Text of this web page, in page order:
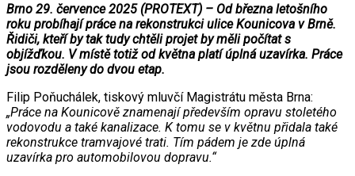
Brno 29. července 2025 (PROTEXT) – Od března letošního
roku probíhají práce na rekonstrukci ulice Kounicova v Brně.
Řidiči, kteří by tak tudy chtěli projet by měli počítat s
objížďkou. V místě totiž od května platí úplná uzavírka. Práce
jsou rozděleny do dvou etap.
Filip Poňuchálek, tiskový mluvčí Magistrátu města Brna:
„Práce na Kounicově znamenají především opravu stoletého
vodovodu a také kanalizace. K tomu se v květnu přidala také
rekonstrukce tramvajové trati. Tím pádem je zde úplná
uzavírka pro automobilovou dopravu.“